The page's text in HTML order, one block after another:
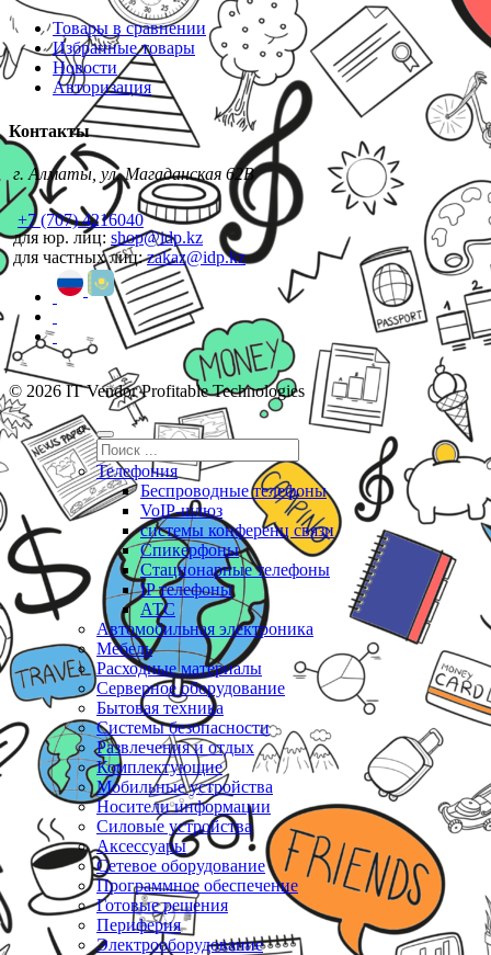
Товары в сравнении
Избранные товары
Новости
Авторизация
Контакты
г. Алматы, ул. Магаданская 62В
+7 (707) 4216040
для юр. лиц: shop@idp.kz
для частных лиц:zakaz@idp.kz
© 2026 IT Vendor Profitable Technologies
Телефония
Беспроводные телефоны
VoIP-шлюз
системы конференц связи
Спикерфоны
Стационарные телефоны
IP телефоны
АТС
Автомобильная электроника
Мебель
Расходные материалы
Серверное оборудование
Бытовая техника
Системы безопасности
Развлечения и отдых
Комплектующие
Мобильные устройства
Носители информации
Силовые устройства
Аксессуары
Сетевое оборудование
Программное обеспечение
Готовые решения
Периферия
Электрооборудование